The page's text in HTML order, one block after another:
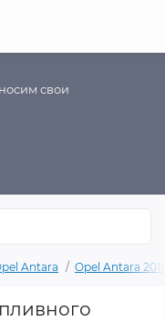
свои
Antara Opel Antara